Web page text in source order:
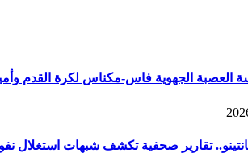
العصبة الجهوية فاس-مكناس لكرة القدم
تقارير صحفية تكشف شبهات استغلال